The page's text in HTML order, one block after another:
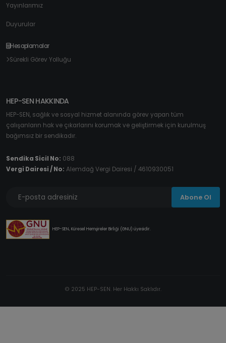
Yayınlarımız
Duyurular
Hesaplamalar
Sürekli Görev Yolluğu
HEP-SEN HAKKINDA
HEP-SEN, sağlık ve sosyal hizmet alanında görev yapan tüm
çalışanların hak ve çıkarlarını korumak ve geliştirmek için kurulmuş
bağımsız bir sendikadır.
Sendika Sicil No: 088
Vergi Dairesi / No: Alemdağ Vergi Dairesi / 4610930051
Abone Ol
HEP-SEN, Küresel Hemşireler Birliği (GNU) üyesidir.
© 2025 HEP-SEN. Her Hakkı Saklıdır.